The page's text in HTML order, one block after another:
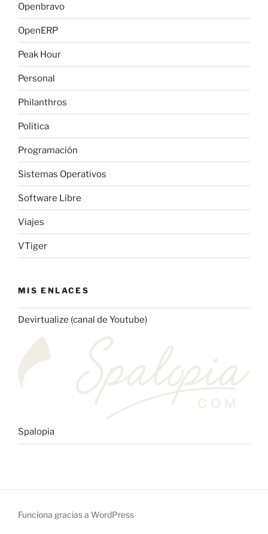
Openbravo
OpenERP
Peak Hour
Personal
Philanthros
Política
Programación
Sistemas Operativos
Software Libre
Viajes
VTiger
MIS ENLACES
Devirtualize (canal de Youtube)
Spalopia
Funciona gracias a WordPress